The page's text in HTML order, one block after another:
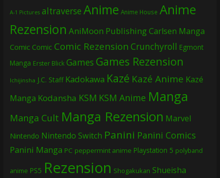
A-1 Pictures altraverse Anime Anime House Anime
Rezension AniMoon PublishingCarlsen Manga
Comic Comic Comic Rezension Crunchyroll Egmont
Manga Erster Blick Games Games Rezension
Ichijinsha J.C. Staff Kadokawa Kazé Kazé Anime Kazé
Manga Kodansha KSM KSM Anime Manga
Manga Cult Manga Rezension Marvel
Nintendo Nintendo Switch Panini Panini Comics
Panini Manga PC peppermint anime Playstation 5 polyband
anime PS5 Rezension Shogakukan Shueisha